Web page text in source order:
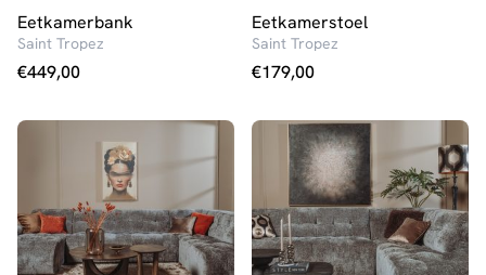
Eetkamerbank
Saint Tropez
€449,00
Eetkamerstoel
Saint Tropez
€179,00